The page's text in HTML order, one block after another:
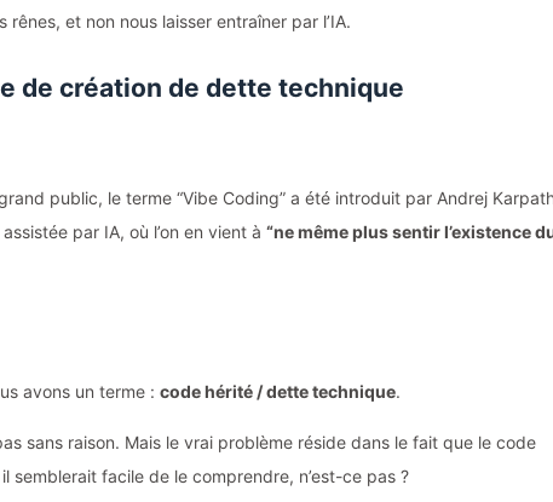
et non nous laisser entraîner par l’IA.
de création de dette technique
public, le terme “Vibe Coding” a été introduit par Andrej
par IA, où l’on en vient à “ne même plus sentir l’existence
avons un terme : code hérité / dette technique.
sans raison. Mais le vrai problème réside dans le fait que le code
facile de le comprendre, n’est-ce pas ?